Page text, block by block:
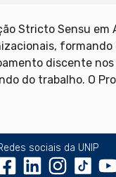
Stricto Sensu
discente
do trabalho. O
sociais da UNIP